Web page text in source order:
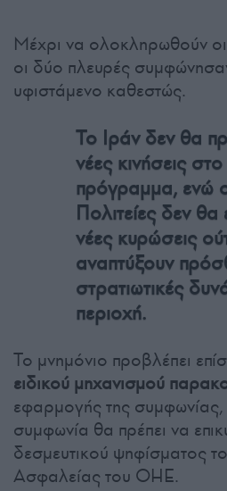
Μέχρι να ολοκληρωθούν
οι δύο πλευρές
υφιστάμενο καθεστώς.
Το Ιράν δεν θα
νέες κινήσεις
πρόγραμμα, ενώ
Πολιτείες δεν θα
νέες κυρώσεις
αναπτύξουν
στρατιωτικές
περιοχή.
Το μνημόνιο προβλέπει
ειδικού μηχανισμού
εφαρμογής της συμφωνίας,
συμφωνία θα πρέπει να
δεσμευτικού ψηφίσματος
Ασφαλείας του ΟΗΕ.